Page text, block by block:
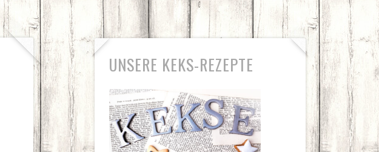
UNSERE KEKS-REZEPTE